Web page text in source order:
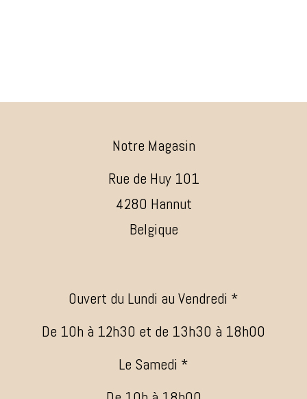
Notre Magasin
Rue de Huy 101
4280 Hannut
Belgique
Ouvert du Lundi au Vendredi *
De 10h à 12h30 et de 13h30 à 18h00
Le Samedi *